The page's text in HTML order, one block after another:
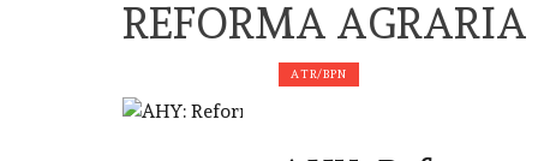
REFORMA AGRARIA
ATR/BPN